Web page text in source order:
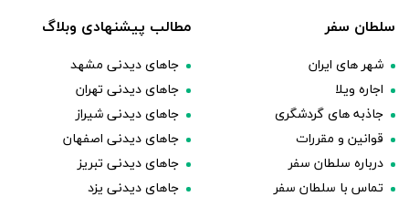
سلطان سفر
شهر های ایران
اجاره ویلا
جاذبه های گردشگری
قوانین و مقررات
درباره سلطان سفر
تماس با سلطان سفر
مطالب پیشنهادی وبلاگ
جاهای دیدنی مشهد
جاهای دیدنی تهران
جاهای دیدنی شیراز
جاهای دیدنی اصفهان
جاهای دیدنی تبریز
جاهای دیدنی یزد